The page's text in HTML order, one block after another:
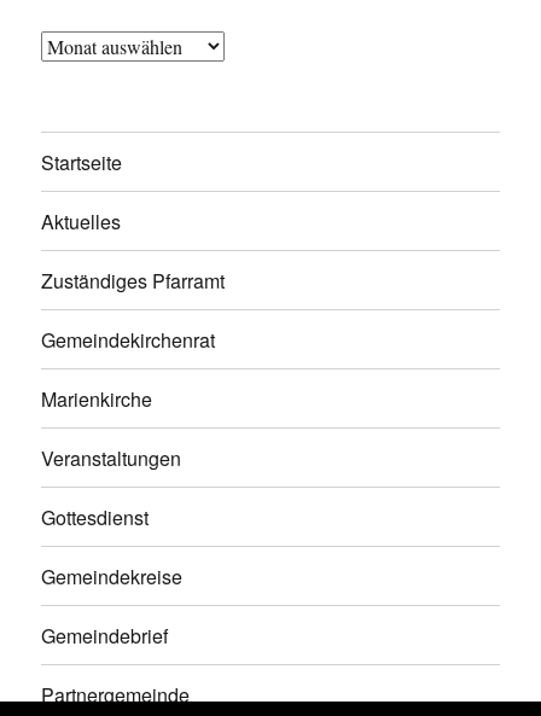
Archiv
Startseite
Aktuelles
Zuständiges Pfarramt
Gemeindekirchenrat
Marienkirche
Veranstaltungen
Gottesdienst
Gemeindekreise
Gemeindebrief
Partnergemeinde